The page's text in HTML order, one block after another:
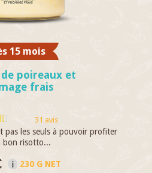
15 mois
poireaux et
frais
31 avis
pas les seuls à pouvoir profiter
bon risotto...
230 G NET